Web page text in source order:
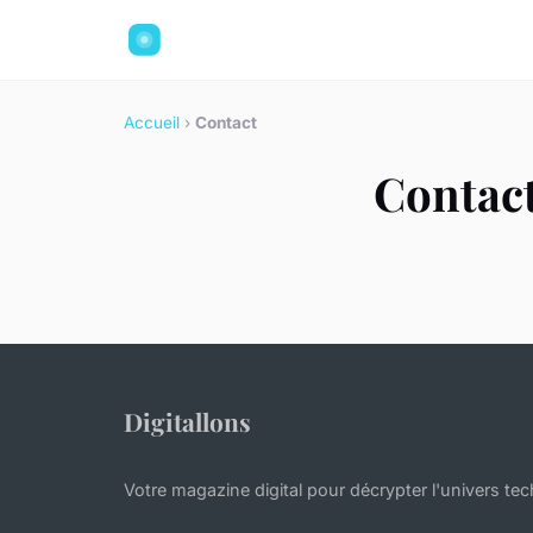
Accueil › Contact
Digitallons
Votre magazine digital pour décrypter l'univers